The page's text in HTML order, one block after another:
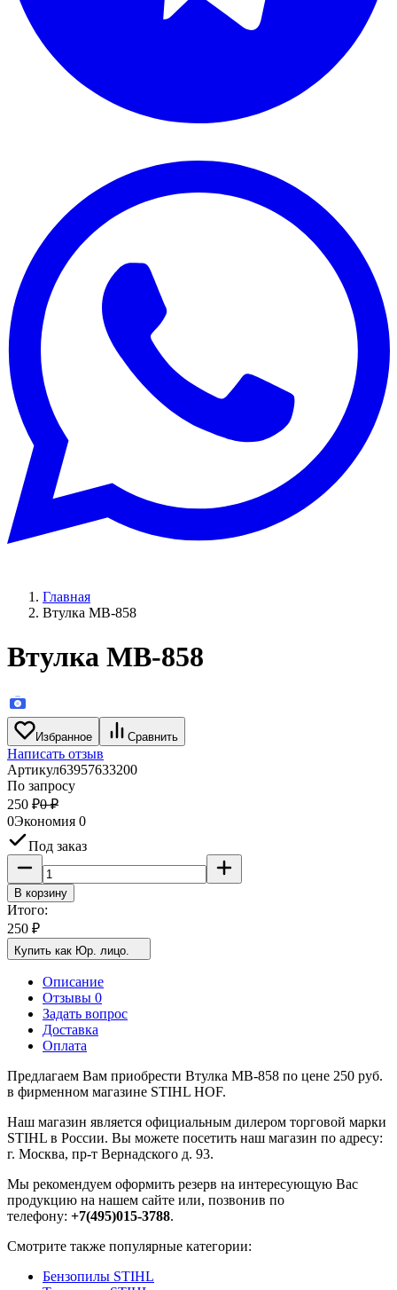
Главная
Втулка MВ-858
Втулка MВ-858
Избранное Сравнить
Написать отзыв
Артикул63957633200
По запросу
250 ₽0 ₽
0Экономия 0
Под заказ
В корзину
Итого:
250 ₽
Купить как Юр. лицо.
Описание
Отзывы 0
Задать вопрос
Доставка
Оплата
Предлагаем Вам приобрести Втулка MВ-858 по цене 250 руб.
в фирменном магазине STIHL HOF.
Наш магазин является официальным дилером торговой марки
STIHL в России. Вы можете посетить наш магазин по адресу:
г. Москва, пр-т Вернадского д. 93.
Мы рекомендуем оформить резерв на интересующую Вас
продукцию на нашем сайте или, позвонив по
телефону: +7(495)015-3788.
Смотрите также популярные категории:
Бензопилы STIHL